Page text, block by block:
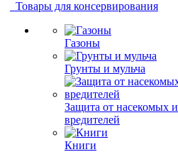
Товары для консервирования
Газоны
Грунты и мульча
Защита от насекомых и
вредителей
Книги